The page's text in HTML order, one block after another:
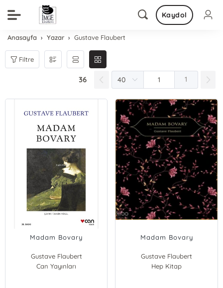
Kaydol
Anasayfa Yazar Gustave Flaubert
Filtre
36 1
Madam Bovary
Gustave Flaubert
Can Yayınları
Madam Bovary
Gustave Flaubert
Hep Kitap